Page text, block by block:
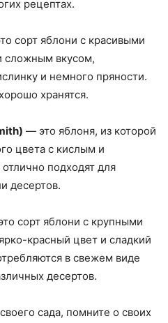
рецептах.
сорт яблони с красивыми
сложным вкусом,
и немного пряности.
хранятся.
— это яблоня, из которой
цвета с кислым и
подходят для
десертов.
сорт яблони с крупными
красный цвет и сладкий
в свежем виде
десертов.
сада, помните о своих